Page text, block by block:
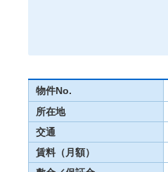
物件No.
所在地
交通
賃料（月額）